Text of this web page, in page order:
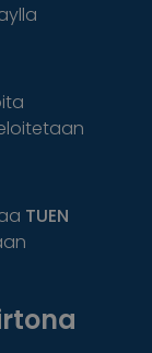
TUEN